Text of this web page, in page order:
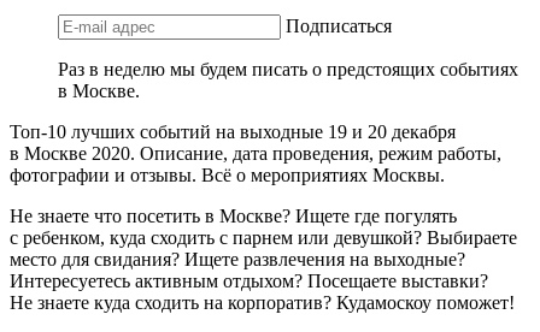
Подписаться
Раз в неделю мы будем писать о предстоящих событиях
в Москве.
Топ-10 лучших событий на выходные 19 и 20 декабря
в Москве 2020. Описание, дата проведения, режим работы,
фотографии и отзывы. Всё о мероприятиях Москвы.
Не знаете что посетить в Москве? Ищете где погулять
с ребенком, куда сходить с парнем или девушкой? Выбираете
место для свидания? Ищете развлечения на выходные?
Интересуетесь активным отдыхом? Посещаете выставки?
Не знаете куда сходить на корпоратив? Кудамоскоу поможет!